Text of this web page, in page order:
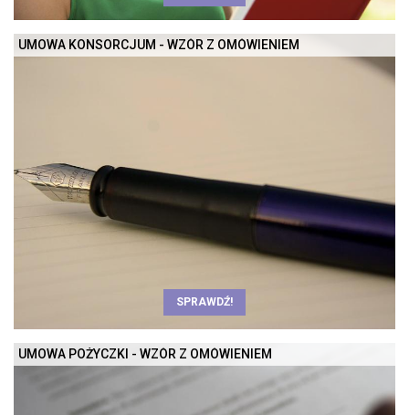
UMOWA KONSORCJUM - WZÓR Z OMÓWIENIEM
SPRAWDŹ!
UMOWA POŻYCZKI - WZÓR Z OMÓWIENIEM